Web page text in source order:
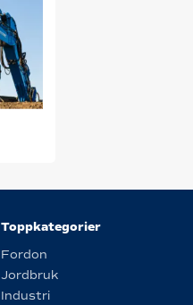
Toppkategorier
Fordon
Jordbruk
Industri